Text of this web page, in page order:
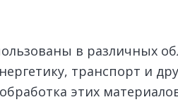
в различных
транспорт и
этих